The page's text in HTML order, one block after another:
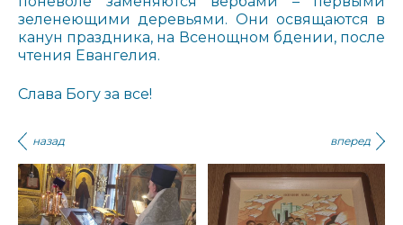
зеленеющими деревьями. Они освящаются в
канун праздника, на Всенощном бдении, после
чтения Евангелия.
Слава Богу за все!
назад вперед